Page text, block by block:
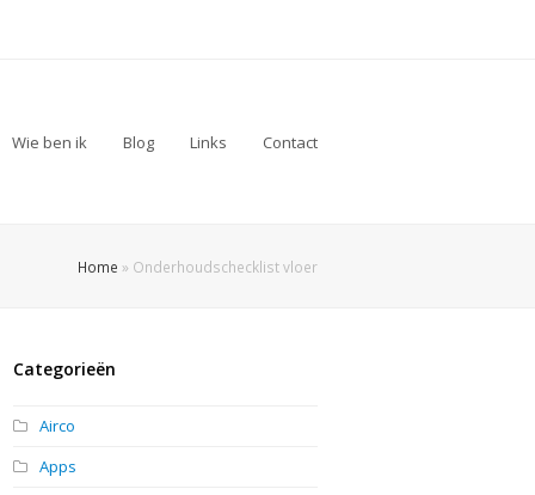
Wie ben ik Blog Links Contact
Home » Onderhoudschecklist vloer
Categorieën
Airco
Apps